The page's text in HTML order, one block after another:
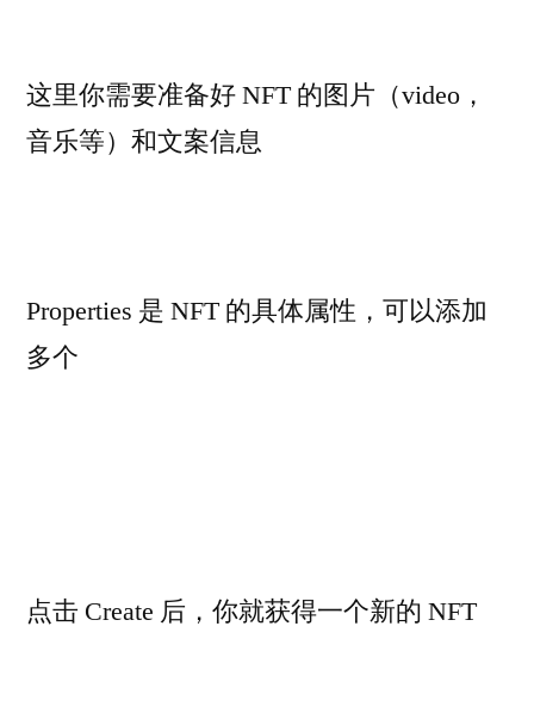
这里你需要准备好 NFT 的图片（video，
音乐等）和文案信息
Properties 是 NFT 的具体属性，可以添加
多个
点击 Create 后，你就获得一个新的 NFT